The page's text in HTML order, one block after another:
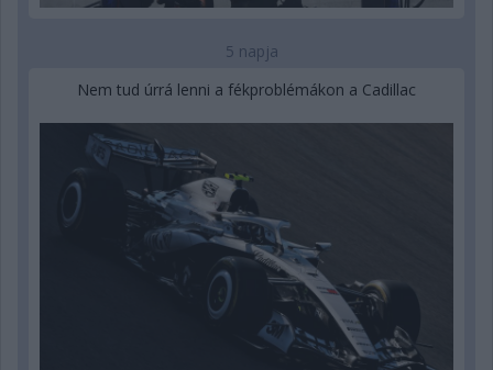
5 napja
Nem tud úrrá lenni a fékproblémákon a Cadillac